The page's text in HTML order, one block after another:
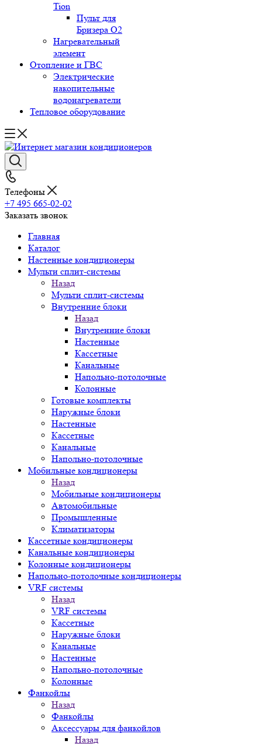
Tion
Пульт для
Бризера O2
Нагревательный
элемент
Отопление и ГВС
Электрические
накопительные
водонагреватели
Тепловое оборудование
Телефоны
+7 495 665-02-02
Заказать звонок
Главная
Каталог
Настенные кондиционеры
Мульти сплит-системы
Назад
Мульти сплит-системы
Внутренние блоки
Назад
Внутренние блоки
Настенные
Кассетные
Канальные
Напольно-потолочные
Колонные
Готовые комплекты
Наружные блоки
Настенные
Кассетные
Канальные
Напольно-потолочные
Мобильные кондиционеры
Назад
Мобильные кондиционеры
Автомобильные
Промышленные
Климатизаторы
Кассетные кондиционеры
Канальные кондиционеры
Колонные кондиционеры
Напольно-потолочные кондиционеры
VRF системы
Назад
VRF системы
Кассетные
Наружные блоки
Канальные
Настенные
Напольно-потолочные
Колонные
Фанкойлы
Назад
Фанкойлы
Аксессуары для фанкойлов
Назад